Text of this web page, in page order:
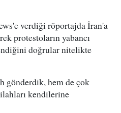
verdiği röportajda İran'a
protestoların yabancı
doğrular nitelikte
gönderdik, hem de çok
kendilerine